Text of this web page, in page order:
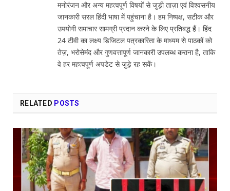
मनोरंजन और अन्य महत्वपूर्ण विषयों से जुड़ी ताज़ा एवं विश्वसनीय
जानकारी सरल हिंदी भाषा में पहुंचाना है। हम निष्पक्ष, सटीक और
उपयोगी समाचार सामग्री प्रदान करने के लिए प्रतिबद्ध हैं। हिंद
24 टीवी का लक्ष्य डिजिटल पत्रकारिता के माध्यम से पाठकों को
तेज़, भरोसेमंद और गुणवत्तापूर्ण जानकारी उपलब्ध कराना है, ताकि
वे हर महत्वपूर्ण अपडेट से जुड़े रह सकें।
RELATED POSTS